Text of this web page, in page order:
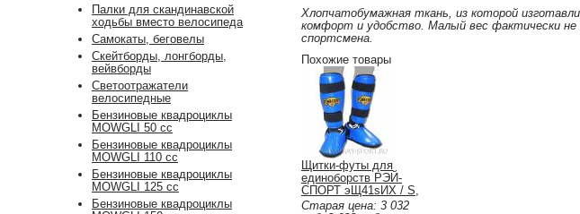
Хлопчатобумажная ткань, из которой
комфорт и удобство. Малый вес фактически не
спортсмена.
Похожие товары
Щитки-футы для
единоборств РЭЙ-
СПОРТ эЩ41sИХ / S,
искожа
Старая цена: 3 032
Палки для скандинавской
ходьбы вместо велосипеда
Самокаты, беговелы
Скейтборды, лонгборды,
вейвборды
Светоотражатели
велосипедные
Бензиновые квадроциклы
MOWGLI 50 cc
Бензиновые квадроциклы
MOWGLI 110 cc
Бензиновые квадроциклы
MOWGLI 125 cc
Бензиновые квадроциклы